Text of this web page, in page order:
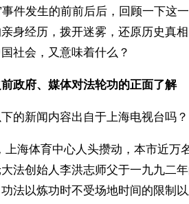
事件发生的前前后后，回顾一下这
身经历，拨开迷雾，还原历史真
社会，又意味着什么？
政府、媒体对法轮功的正面了解
的新闻内容出自于上海电视台吗？
上海体育中心人头攒动，本市近万
法创始人李洪志师父于一九九二
法以炼功时不受场地时间的限制